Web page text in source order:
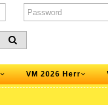
VM 2026 Herr